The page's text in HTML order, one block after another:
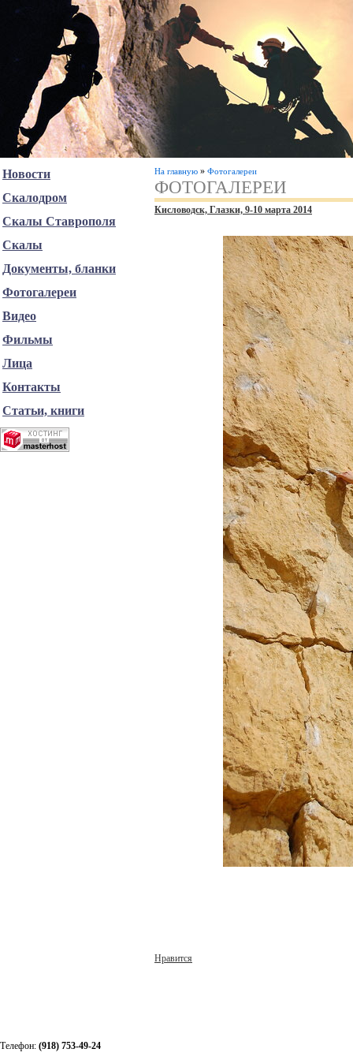
На главную » Фотогалереи
ФОТОГАЛЕРЕИ
Кисловодск, Глазки, 9-10 марта 2014
Нравится
Новости
Скалодром
Скалы Ставрополя
Скалы
Документы, бланки
Фотогалереи
Видео
Фильмы
Лица
Контакты
Статьи, книги
Телефон: (918) 753-49-24